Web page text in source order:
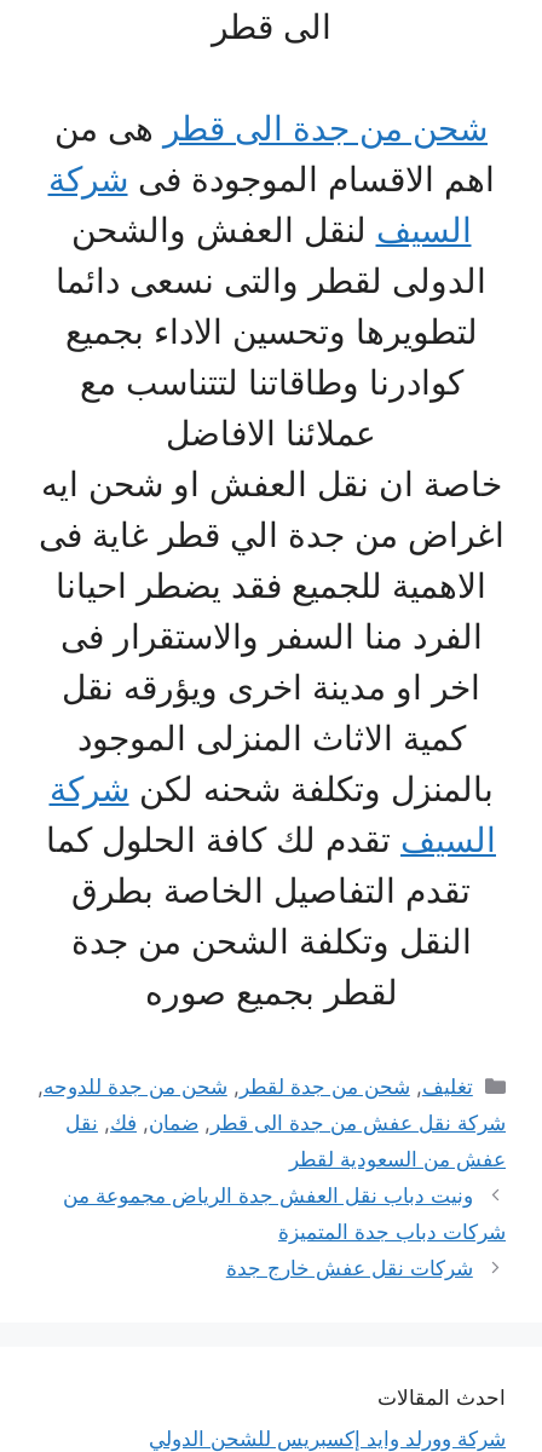
الى قطر
شحن من جدة الى قطر هى من
اهم الاقسام الموجودة فى شركة
السيف لنقل العفش والشحن
الدولى لقطر والتى نسعى دائما
لتطويرها وتحسين الاداء بجميع
كوادرنا وطاقاتنا لتتناسب مع
عملائنا الافاضل
خاصة ان نقل العفش او شحن ايه
اغراض من جدة الي قطر غاية فى
الاهمية للجميع فقد يضطر احيانا
الفرد منا السفر والاستقرار فى
اخر او مدينة اخرى ويؤرقه نقل
كمية الاثاث المنزلى الموجود
بالمنزل وتكلفة شحنه لكن شركة
السيف تقدم لك كافة الحلول كما
تقدم التفاصيل الخاصة بطرق
النقل وتكلفة الشحن من جدة
لقطر بجميع صوره
التصنيفات
تغليف, شحن من جدة لقطر , شحن من جدة للدوحه,
شركة نقل عفش من جدة الى قطر , ضمان, فك, نقل
عفش من السعودية لقطر
ونيت دباب نقل العفش جدة الرياض مجموعة من
شركات دباب جدة المتميزة
شركات نقل عفش خارج جدة
احدث المقالات
شركة وورلد وايد إكسبريس للشحن الدولي